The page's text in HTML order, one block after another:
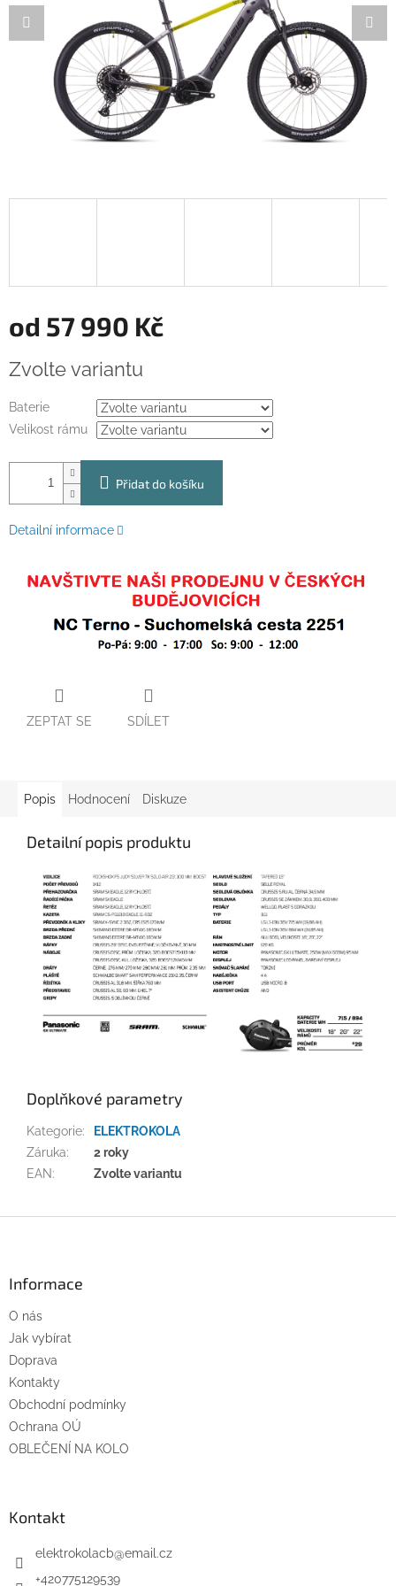
od 57 990 Kč
cena:
Zvolte variantu
Baterie
Velikost rámu
Přidat do košíku
Detailní informace
ZEPTAT SE SDÍLET
Popis Hodnocení Diskuze
Detailní popis produktu
Doplňkové parametry
Kategorie:
ELEKTROKOLA
Záruka:
2 roky
EAN: Zvolte variantu
Informace
O nás
Jak vybírat
Doprava
Kontakty
Obchodní podmínky
Ochrana OÚ
OBLEČENÍ NA KOLO
Kontakt
elektrokolacb@email.cz
+420775129539